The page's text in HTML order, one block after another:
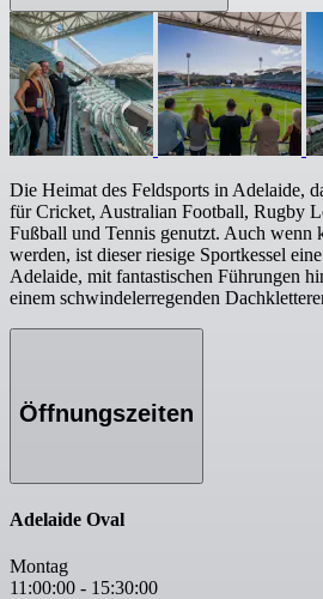
Die Heimat des Feldsports in Adelaide,
für Cricket, Australian Football, Rugby
Fußball und Tennis genutzt. Auch wenn
werden, ist dieser riesige Sportkessel
Adelaide, mit fantastischen Führungen
einem schwindelerregenden
Öffnungszeiten
Adelaide Oval
Montag
11:00:00 - 15:30:00